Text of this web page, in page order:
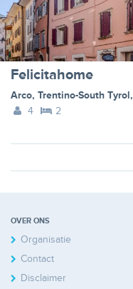
Felicitahome
Arco, Trentino-South Tyrol,
4
2
OVER ONS
Organisatie
Contact
Disclaimer